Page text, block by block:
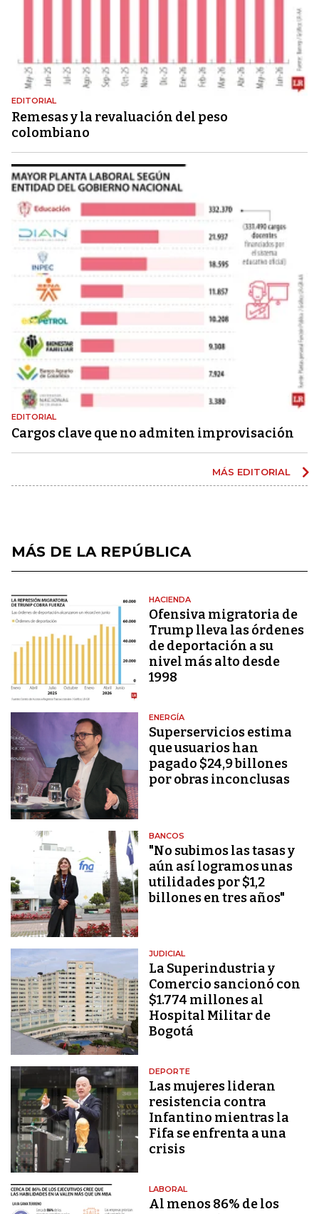
EDITORIAL
Remesas y la revaluación del peso
colombiano
EDITORIAL
Cargos clave que no admiten improvisación
MÁS EDITORIAL
MÁS DE LA REPÚBLICA
HACIENDA
Ofensiva migratoria de
Trump lleva las órdenes
de deportación a su
nivel más alto desde
1998
ENERGÍA
Superservicios estima
que usuarios han
pagado $24,9 billones
por obras inconclusas
BANCOS
"No subimos las tasas y
aún así logramos unas
utilidades por $1,2
billones en tres años"
JUDICIAL
La Superindustria y
Comercio sancionó con
$1.774 millones al
Hospital Militar de
Bogotá
DEPORTE
Las mujeres lideran
resistencia contra
Infantino mientras la
Fifa se enfrenta a una
crisis
LABORAL
Al menos 86% de los